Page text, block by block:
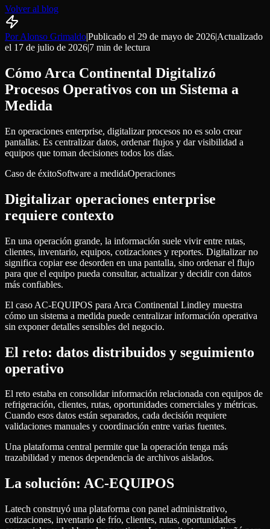
Volver al blog
Por Alonso Grimaldo|Publicado el 29 de mayo de 2026|Actualizado
el 17 de julio de 2026|7 min de lectura
Cómo Arca Continental Digitalizó
Procesos Operativos con un Sistema a
Medida
En operaciones enterprise, digitalizar procesos no es solo crear
pantallas. Es centralizar datos, ordenar flujos y dar visibilidad a
equipos que toman decisiones todos los días.
Caso de éxitoSoftware a medidaOperaciones
Digitalizar operaciones enterprise
requiere contexto
En una operación grande, la información suele vivir entre rutas,
clientes, inventario, equipos, cotizaciones y reportes. Digitalizar no
significa copiar ese desorden en una pantalla, sino ordenar el flujo
para que el equipo pueda consultar, actualizar y decidir con datos
más confiables.
El caso AC-EQUIPOS para Arca Continental Lindley muestra
cómo un sistema a medida puede centralizar información operativa
sin exponer detalles sensibles del negocio.
El reto: datos distribuidos y seguimiento
operativo
El reto estaba en consolidar información relacionada con equipos de
refrigeración, clientes, rutas, oportunidades comerciales y métricas.
Cuando esos datos están separados, cada decisión requiere
validaciones manuales y coordinación entre varias fuentes.
Una plataforma central permite que la operación tenga más
trazabilidad y menos dependencia de archivos aislados.
La solución: AC-EQUIPOS
Latech construyó una plataforma con panel administrativo,
cotizaciones, inventario de frío, clientes, rutas, oportunidades